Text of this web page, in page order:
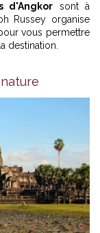
d'Angkor sont à
Russey organise
vous permettre
destination.